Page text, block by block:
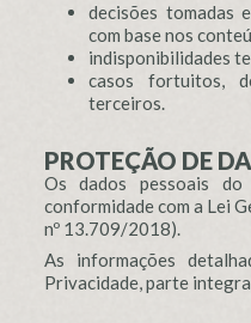
decisões tomadas
com base nos
indisponibilidades
casos fortuitos,
terceiros.
PROTEÇÃO DE
Os dados pessoais
conformidade com a Lei
nº 13.709/2018).
As informações
Privacidade, parte